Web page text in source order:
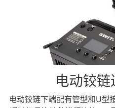
电动铰
电动铰链下端配有管型和U型